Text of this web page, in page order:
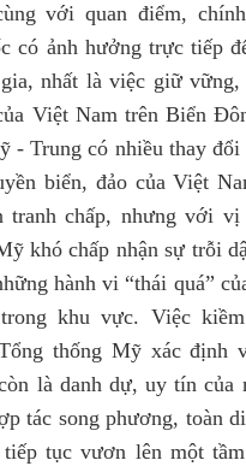
với quan điểm,
có ảnh hưởng trực tiếp
nhất là việc giữ vững,
Việt Nam trên Biển
- Trung có nhiều thay
biển, đảo của Việt
tranh chấp, nhưng với vị
khó chấp nhận sự trỗi
hành vi “thái quá”
khu vực. Việc
thống Mỹ xác định
là danh dự, uy tín của
tác song phương, toàn
tục vươn lên một